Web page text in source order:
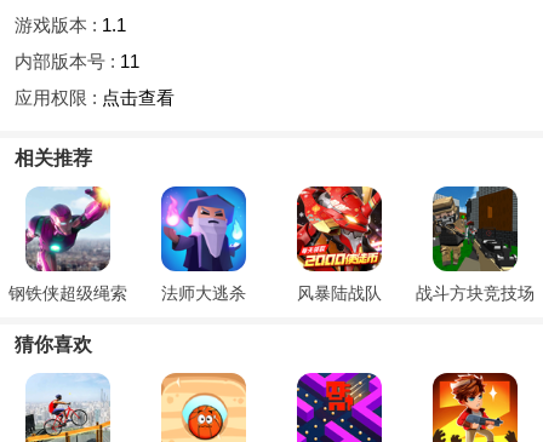
游戏版本 : 1.1
内部版本号 : 11
应用权限 : 点击查看
相关推荐
钢铁侠超级绳索
法师大逃杀 风暴陆战队 战斗方块竞技场
猜你喜欢